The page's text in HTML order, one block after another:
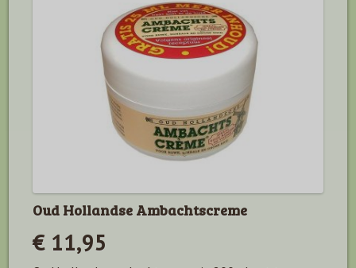
Oud Hollandse Ambachtscreme
€ 11,95